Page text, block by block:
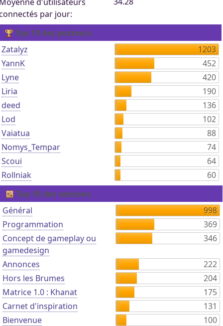
par jour:
Top 10 des posteurs
Zatalyz
1203
YannK
452
Lyne
420
Liria
190
deed
136
Lod
102
Vaiatua
88
Nomys_Tempar
74
Scoui
64
Rollniak
60
Top 10 des sections
Général
998
Programmation
369
Concept de gameplay ou
gamedesign
346
Annonces
222
Hors les Brumes
204
Matrice 1.0 : Khanat
175
Carnet d'inspiration
131
Bienvenue
100